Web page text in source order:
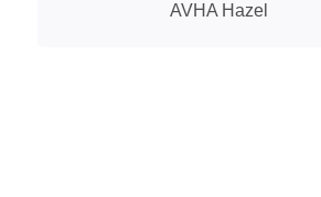
AVHA Hazel